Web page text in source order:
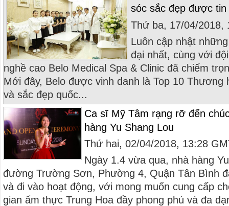
sóc sắc đẹp được tin
Thứ ba, 17/04/2018,
Luôn cập nhật
đại nhất, cùng với
nghề cao Belo Medical Spa & Clinic đã chiếm
Mới đây, Belo được vinh danh là Top 10 Thương
và sắc đẹp quốc...
Ca sĩ Mỹ Tâm rạng rỡ đến
hàng Yu Shang Lou
Thứ hai, 02/04/2018, 13:28
Ngày 1.4 vừa qua, nhà hàng
đường Trường Sơn, Phường 4, Quận Tân Bình
và đi vào hoạt động, với mong muốn cung cấp
gian ẩm thực Trung Hoa đầy phong phú và đa